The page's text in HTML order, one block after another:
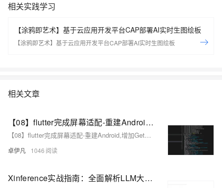
相关实践学习
【涂鸦即艺术】基于云应用开发平台CAP部署AI实时生图绘板
【涂鸦即艺术】基于云应用开发平台CAP部署AI实时生图绘板
相关文章
【08】flutter完成屏幕适配-重建Android,增加GetX路由,屏幕适配,基础导航栏-多版本SDK以及gradle造成的关于fvm的使用（flutter version manage）-卓伊凡换人优雅草Alex-开发完整的社交APP-前端客户端开发+数据联调|以优雅草商业项目为例做开发-flutter开发-全流程-商业应用级实战开发-优雅草Alex
【08】flutter完成屏幕适配-重建Android,增加GetX路由,屏幕适配,基础导航栏-多版本SDK以及gradle造成的关于fvm的使用（flutter version manage）-卓伊凡换人优雅草Alex-开发完整的社交APP-前端客户端开发+数据联调|以优雅草商业项目为例做开发-flutter开发-全流程-商业应用级实战开发-优雅草Alex
卓伊凡 1046
Xinference实战指南：全面解析LLM大模型部署流程，携手Dify打造高效AI应用实践案例，加速AI项目落地进程